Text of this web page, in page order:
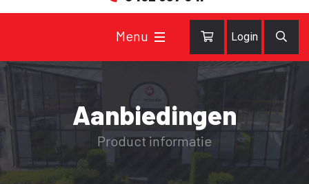
Login
Aanbiedingen
Product informatie